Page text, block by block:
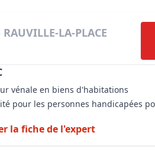
LA-PLACE
vénale en biens d'habitations
pour les personnes handicapées
la fiche de l'expert